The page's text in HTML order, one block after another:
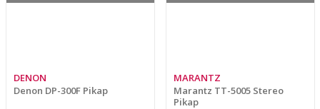
DENON
Denon DP-300F Pikap
MARANTZ
Marantz TT-5005 Stereo
Pikap